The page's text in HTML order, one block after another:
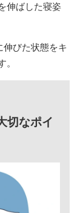
伸ばした寝姿
伸びた状態をキ
切なポイ